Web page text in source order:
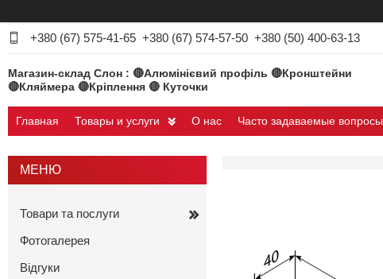
+380 (67) 575-41-65 +380 (67) 574-57-50 +380 (50) 400-63-13
Магазин-склад Слон : 🔴Алюмінієвий профіль 🔴Кронштейни
🔴Кляймера 🔴Кріплення 🔴 Куточки
Главная Товары и услуги О нас Часто задаваемые вопросы
Товари та послуги
Фотогалерея
Відгуки